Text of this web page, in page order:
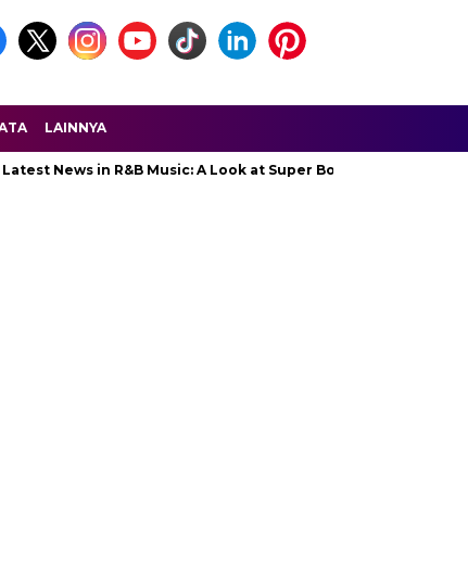
LAINNYA
News in R&B Music: A Look at Super Bowl Performances,